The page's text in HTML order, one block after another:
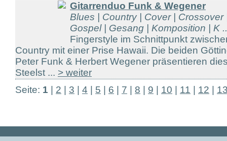
Gitarrenduo Funk & Wegener
Blues | Country | Cover |
Gospel | Gesang | Komposition | K
Fingerstyle im Schnittpunkt
Country mit einer Prise Hawaii. Die beiden
Peter Funk & Herbert Wegener präsentieren
Steelst ... > weiter
Seite: 1 2 3 4 5 6 7 8 9 10 11 12